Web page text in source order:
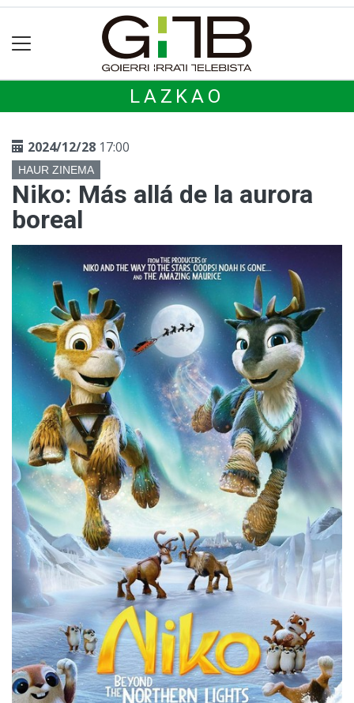
LAZKAO
2024/12/28 17:00
HAUR ZINEMA
Niko: Más allá de la aurora
boreal